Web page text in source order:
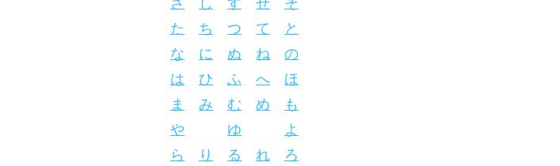
さ し す せ そ
た ち つ て と
な に ぬ ね の
は ひ ふ へ ほ
ま み む め も
や
ゆ
よ
ら り る れ ろ